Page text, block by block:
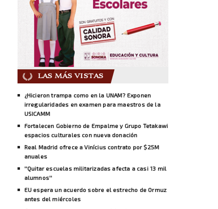
LAS MÁS VISTAS
¿Hicieron trampa como en la UNAM? Exponen
irregularidades en examen para maestros de la
USICAMM
Fortalecen Gobierno de Empalme y Grupo Tetakawi
espacios culturales con nueva donación
Real Madrid ofrece a Vinícius contrato por $25M
anuales
''Quitar escuelas militarizadas afecta a casi 13 mil
alumnos''
EU espera un acuerdo sobre el estrecho de Ormuz
antes del miércoles